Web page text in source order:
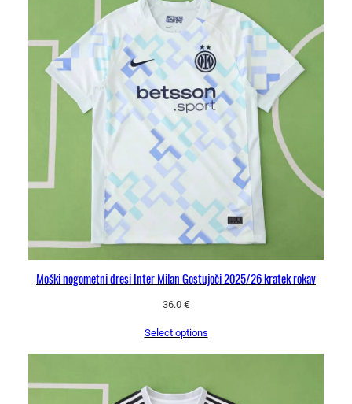
Moški nogometni dresi Inter Milan Gostujoči 2025/26 kratek rokav
36.0 €
Select options